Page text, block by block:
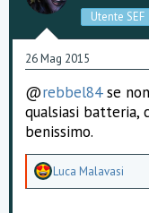
Utente SEF
26 Mag 2015
@rebbel84se
qualsiasi batteria,
benissimo.
ALuca Malavasi